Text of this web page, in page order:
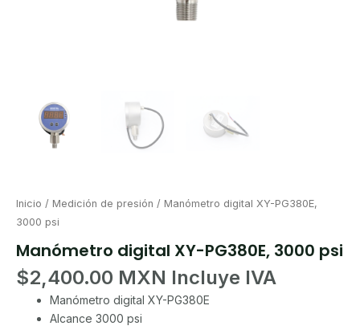
Inicio / Medición de presión / Manómetro digital XY-PG380E,
3000 psi
Manómetro digital XY-PG380E, 3000 psi
$2,400.00
Manómetro digital XY-PG380E
Alcance 3000 psi